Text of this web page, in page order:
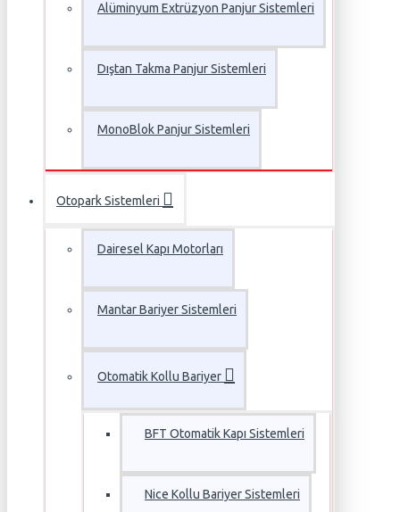
Alüminyum Extrüzyon Panjur Sistemleri
Dıştan Takma Panjur Sistemleri
MonoBlok Panjur Sistemleri
Otopark Sistemleri
Dairesel Kapı Motorları
Mantar Bariyer Sistemleri
Otomatik Kollu Bariyer
BFT Otomatik Kapı Sistemleri
Nice Kollu Bariyer Sistemleri